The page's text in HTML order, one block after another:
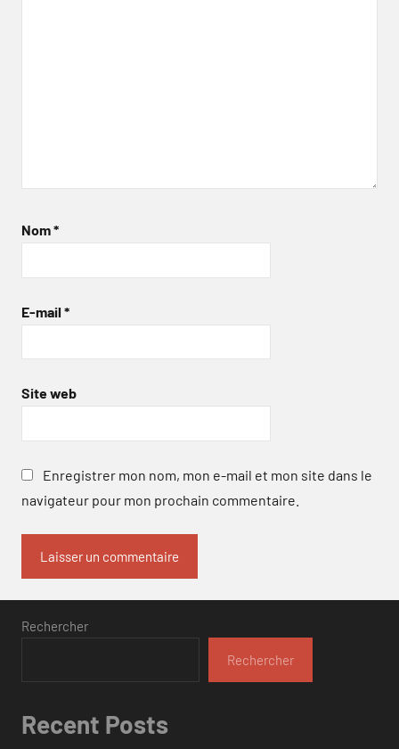
Nom*
E-mail *
Site web
Enregistrer mon nom, mon e-mail et mon site dans le
navigateur pour mon prochain commentaire.
Rechercher
Rechercher
Recent Posts